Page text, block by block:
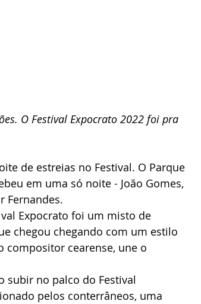
O Festival Expocrato 2022 foi pra
de estreias no Festival. O Parque
em uma só noite - João Gomes,
Fernandes.
Expocrato foi um misto de
chegou chegando com um estilo
compositor cearense, une o
subir no palco do Festival
pelos conterrâneos, uma